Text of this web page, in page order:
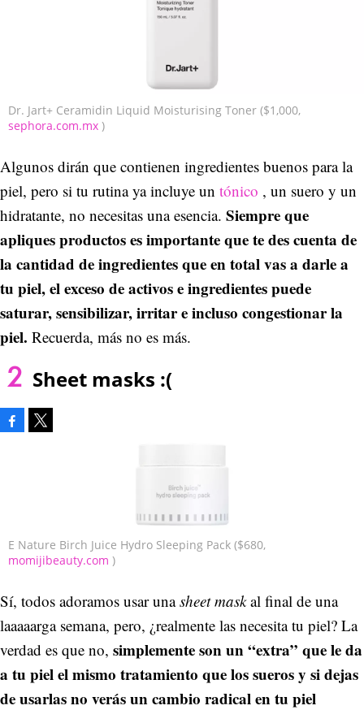
Dr. Jart+ Ceramidin Liquid Moisturising Toner ($1,000,
sephora.com.mx )
Algunos dirán que contienen ingredientes buenos para la
piel, pero si tu rutina ya incluye un tónico , un suero y un
hidratante, no necesitas una esencia. Siempre que
apliques productos es importante que te des cuenta de
la cantidad de ingredientes que en total vas a darle a
tu piel, el exceso de activos e ingredientes puede
saturar, sensibilizar, irritar e incluso congestionar la
piel. Recuerda, más no es más.
Sheet masks :(
Facebook
E Nature Birch Juice Hydro Sleeping Pack ($680,
momijibeauty.com )
Sí, todos adoramos usar unasheet maskal final de una
laaaaarga semana, pero, ¿realmente las necesita tu piel? La
verdad es que no, simplemente son un “extra” que le da
a tu piel el mismo tratamiento que los sueros y si dejas
de usarlas no verás un cambio radical en tu piel